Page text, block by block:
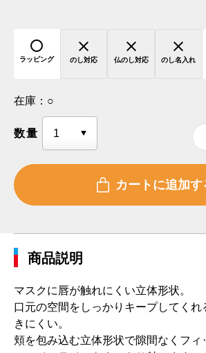
ラッピング のし対応 仏のし対応 のし名入れ
在庫： ○
数量
商品説明
マスクに唇が触れにくい立体形状。
口元の空間をしっかりキープしてくれ
きにくい。
頬を包み込む立体形状で隙間なくフィ